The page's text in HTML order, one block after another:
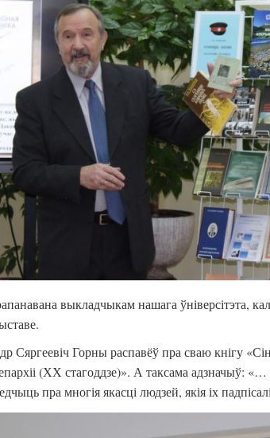
выкладчыкам нашага ўніверсітэта,
Сяргеевіч Горны распавёў пра сваю кнігу
(ХХ стагоддзе)». А таксама адзначыў: «…
пра многія якасці людзей, якія іх